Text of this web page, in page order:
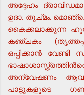
അദ്ദേഹം
ഉദാ: തൂച്മം.
കൈക്കലാക്കുന്ന
കഞ്ചകം
ഒപ്പിക്കാന്‍
അന്വേഷണം
പാട്ടുകളുടെ